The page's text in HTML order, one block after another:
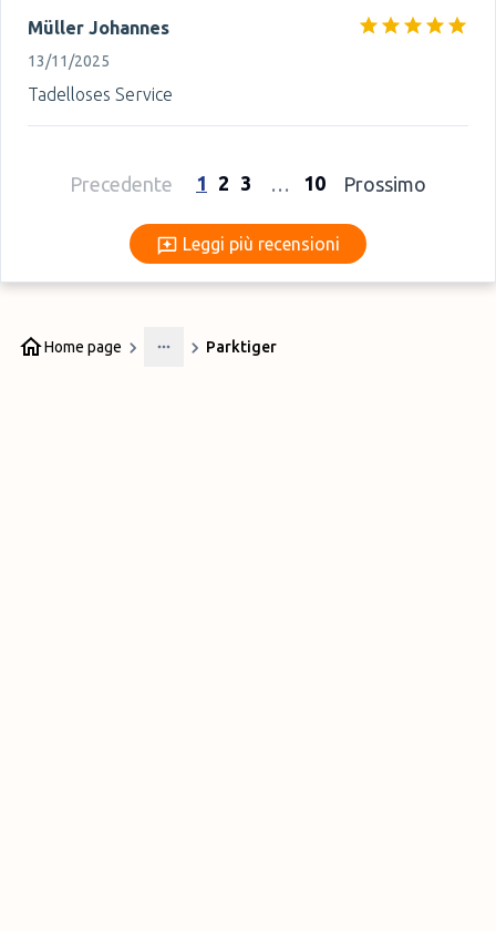
Müller Johannes
13/11/2025
Tadelloses Service
Precedente 1 2 3 … 10 Prossimo
Leggi più recensioni
Leggi più recensioni
Home page
More
Parktiger